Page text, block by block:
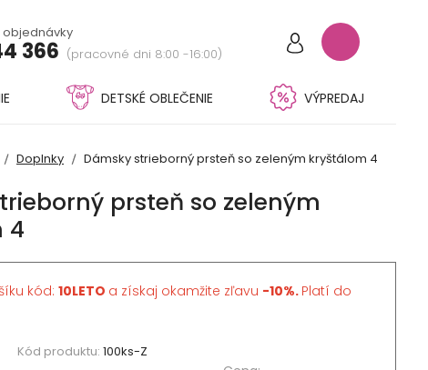
366 (pracovné dni 8:00 -16:00)
DETSKÉ OBLEČENIE VÝPREDAJ
Doplnky Dámsky strieborný prsteň so zeleným kryštálom 4
prsteň so zeleným
4
kód: 10LETO a získaj okamžite zľavu -10%. Platí do
Kód produktu: 100ks-Z